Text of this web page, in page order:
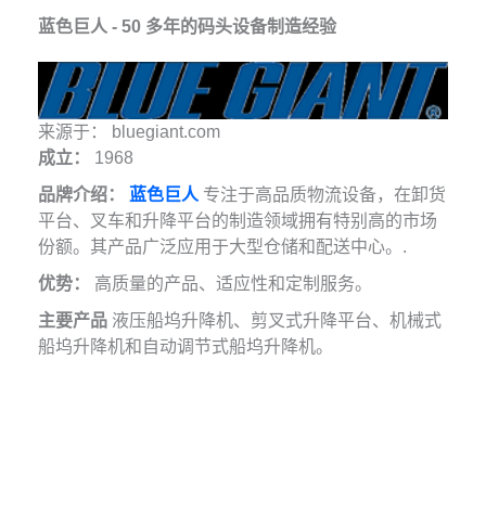
蓝色巨人 - 50 多年的码头设备制造经验
来源于： bluegiant.com
成立：
1968
品牌介绍：
蓝色巨人 专注于高品质物流设备，在卸货
平台、叉车和升降平台的制造领域拥有特别高的市场
份额。其产品广泛应用于大型仓储和配送中心。.
优势：
高质量的产品、适应性和定制服务。
主要产品液压船坞升降机、剪叉式升降平台、机械式
船坞升降机和自动调节式船坞升降机。